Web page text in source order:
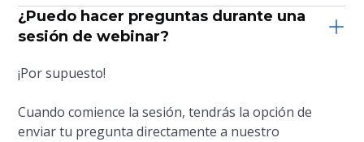
¿Puedo hacer preguntas durante una
sesión de webinar?
¡Por supuesto!
Cuando comience la sesión, tendrás la opción de
enviar tu pregunta directamente a nuestro